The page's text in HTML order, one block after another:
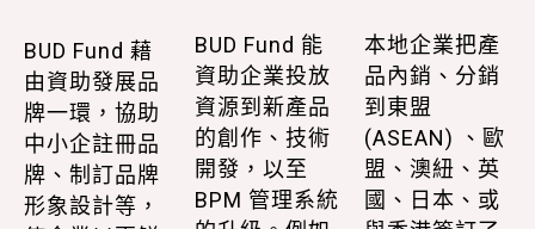
BUD Fund 藉
由資助發展品
牌一環，協助
中小企註冊品
牌、制訂品牌
形象設計等，
BUD Fund 能
資助企業投放
資源到新產品
的創作、技術
開發，以至
BPM 管理系統
本地企業把產
品內銷、分銷
到東盟
(ASEAN) 、歐
盟、澳紐、英
國、日本、或